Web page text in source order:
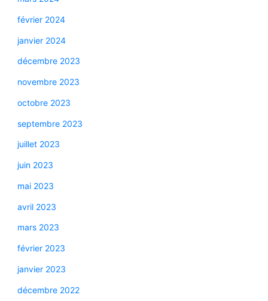
février 2024
janvier 2024
décembre 2023
novembre 2023
octobre 2023
septembre 2023
juillet 2023
juin 2023
mai 2023
avril 2023
mars 2023
février 2023
janvier 2023
décembre 2022